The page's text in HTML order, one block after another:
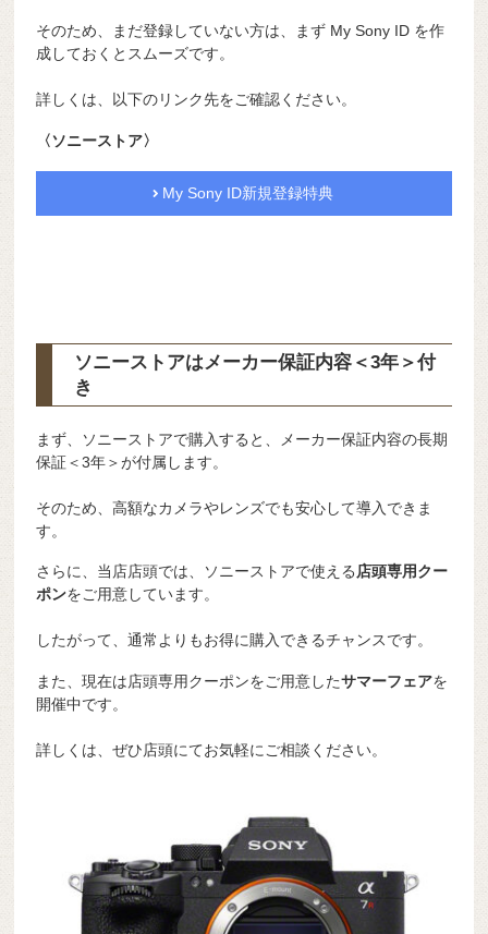
そのため、まだ登録していない方は、まず My Sony ID を作
成しておくとスムーズです。
詳しくは、以下のリンク先をご確認ください。
〈ソニーストア〉
My Sony ID新規登録特典
ソニーストアはメーカー保証内容 ＜3年＞付
き
まず、ソニーストアで購入すると、メーカー保証内容の長期
保証＜3年＞が付属します。
そのため、高額なカメラやレンズでも安心して導入できま
す。
さらに、当店店頭では、ソニーストアで使える店頭専用クー
ポンをご用意しています。
したがって、通常よりもお得に購入できるチャンスです。
また、現在は店頭専用クーポンをご用意したサマーフェアを
開催中です。
詳しくは、ぜひ店頭にてお気軽にご相談ください。